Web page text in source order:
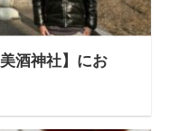
酒神社】にお